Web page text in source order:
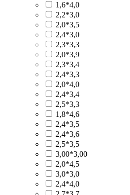
1,6*4,0
2,2*3,0
2,0*3,5
2,4*3,0
2,3*3,3
2,0*3,9
2,3*3,4
2,4*3,3
2,0*4,0
2,4*3,4
2,5*3,3
1,8*4,6
2,4*3,5
2,4*3,6
2,5*3,5
3,00*3,00
2,0*4,5
3,0*3,0
2,4*4,0